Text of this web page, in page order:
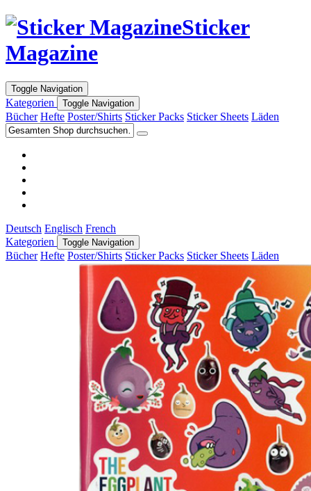
Sticker
Magazine
Toggle Navigation
Kategorien Toggle Navigation
Bücher Hefte Poster/Shirts Sticker Packs Sticker Sheets Läden
Deutsch Englisch French
Kategorien
Toggle Navigation
Bücher Hefte Poster/Shirts Sticker Packs Sticker Sheets Läden